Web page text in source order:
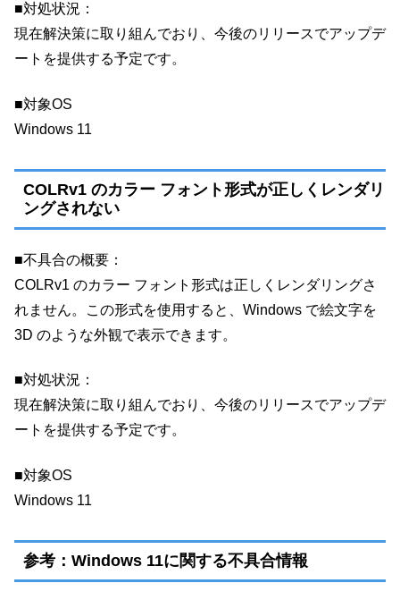
■対処状況：
現在解決策に取り組んでおり、今後のリリースでアップデ
ートを提供する予定です。
■対象OS
Windows 11
COLRv1 のカラー フォント形式が正しくレンダリ
ングされない
■不具合の概要：
COLRv1 のカラー フォント形式は正しくレンダリングさ
れません。この形式を使用すると、Windows で絵文字を
3D のような外観で表示できます。
■対処状況：
現在解決策に取り組んでおり、今後のリリースでアップデ
ートを提供する予定です。
■対象OS
Windows 11
参考：Windows 11に関する不具合情報